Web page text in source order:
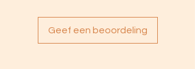
Geef een beoordeling